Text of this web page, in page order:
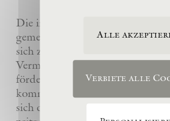
Die im Jahre 2017 von Anselm
gemeinnützige Eschaton
sich zur Aufgabe gemacht, das
Vermächtnis ihres Gründers
fördern und sein Atelier La
kommende Generationen zu
sich dem Verständnis und der
Alle
Verbiete alle